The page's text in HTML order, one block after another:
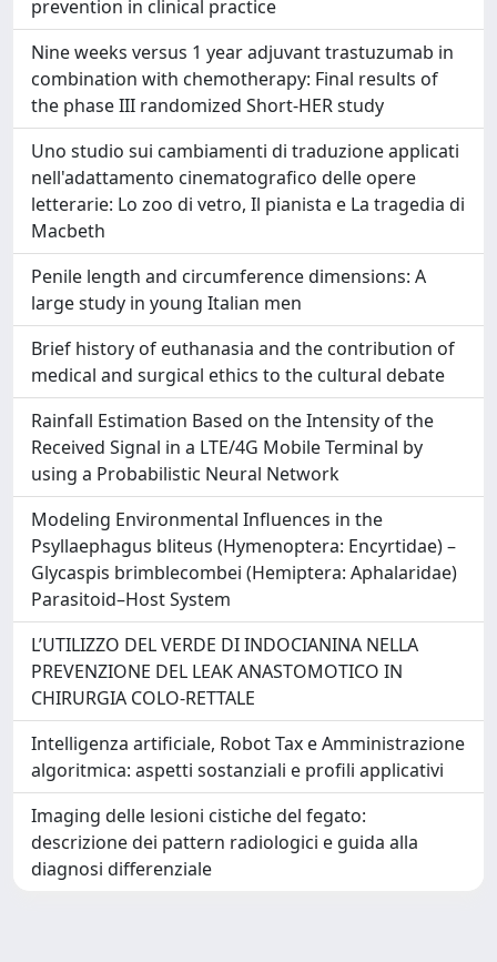
prevention in clinical practice
Nine weeks versus 1 year adjuvant trastuzumab in
combination with chemotherapy: Final results of
the phase III randomized Short-HER study
Uno studio sui cambiamenti di traduzione applicati
nell'adattamento cinematografico delle opere
letterarie: Lo zoo di vetro, Il pianista e La tragedia di
Macbeth
Penile length and circumference dimensions: A
large study in young Italian men
Brief history of euthanasia and the contribution of
medical and surgical ethics to the cultural debate
Rainfall Estimation Based on the Intensity of the
Received Signal in a LTE/4G Mobile Terminal by
using a Probabilistic Neural Network
Modeling Environmental Influences in the
Psyllaephagus bliteus (Hymenoptera: Encyrtidae) –
Glycaspis brimblecombei (Hemiptera: Aphalaridae)
Parasitoid–Host System
L’UTILIZZO DEL VERDE DI INDOCIANINA NELLA
PREVENZIONE DEL LEAK ANASTOMOTICO IN
CHIRURGIA COLO-RETTALE
Intelligenza artificiale, Robot Tax e Amministrazione
algoritmica: aspetti sostanziali e profili applicativi
Imaging delle lesioni cistiche del fegato:
descrizione dei pattern radiologici e guida alla
diagnosi differenziale